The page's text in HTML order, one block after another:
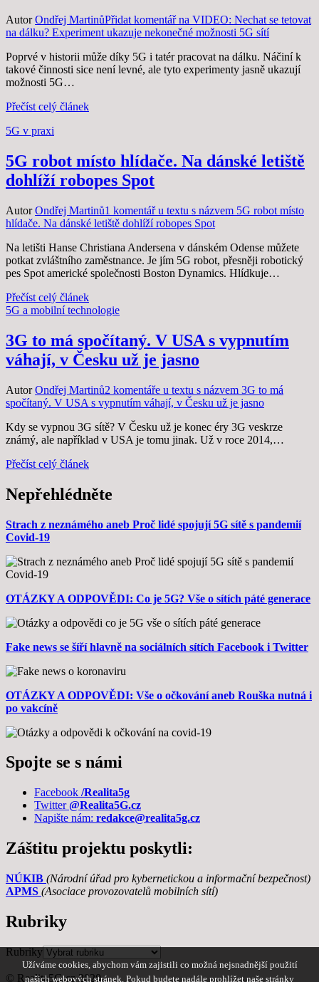
AutorOndřej MartinůPřidat komentářna VIDEO: Nechat se tetovat
na dálku? Experiment ukazuje nekonečné možnosti 5G sítí
Poprvé v historii může díky 5G i tatér pracovat na dálku. Náčiní k
takové činnosti sice není levné, ale tyto experimenty jasně ukazují
možnosti 5G…
Přečíst celý článek
Zveřejněno dne
5G v praxi
5G robot místo hlídače. Na dánské letiště
dohlíží robopes Spot
AutorOndřej Martinů1 komentářu textu s názvem 5G robot místo
hlídače. Na dánské letiště dohlíží robopes Spot
Na letišti Hanse Christiana Andersena v dánském Odense můžete
potkat zvláštního zaměstnance. Je jím 5G robot, přesněji robotický
pes Spot americké společnosti Boston Dynamics. Hlídkuje…
Přečíst celý článek
Zveřejněno dne11. 1. 2021
5G a mobilní technologie
3G to má spočítaný. V USA s vypnutím
váhají, v Česku už je jasno
AutorOndřej Martinů2 komentáře u textu s názvem 3G to má
spočítaný. V USA s vypnutím váhají, v Česku už je jasno
Kdy se vypnou 3G sítě? V Česku už je konec éry 3G veskrze
známý, ale například v USA je tomu jinak. Už v roce 2014,…
Přečíst celý článek
Nepřehlédněte
Strach z neznámého aneb Proč lidé spojují 5G sítě s pandemií
Covid-19
OTÁZKY A ODPOVĚDI: Co je 5G? Vše o sítích páté generace
Fake news se šíří hlavně na sociálních sítích Facebook i Twitter
OTÁZKY A ODPOVĚDI: Vše o očkování aneb Rouška nutná i
po vakcíně
Spojte se s námi
Facebook /Realita5g
Twitter@Realita5G.cz
Napište nám: redakce@realita5g.cz
Záštitu projektu poskytli:
NÚKIB (Národní úřad pro kybernetickou a informační bezpečnost)
APMS (Asociace provozovatelů mobilních sítí)
Rubriky
Rubriky
© Realita5G.cz 2020
Užíváme cookies, abychom vám zajistili co možná nejsnadnější použití
našich webových stránek. Pokud budete nadále prohlížet naše stránky